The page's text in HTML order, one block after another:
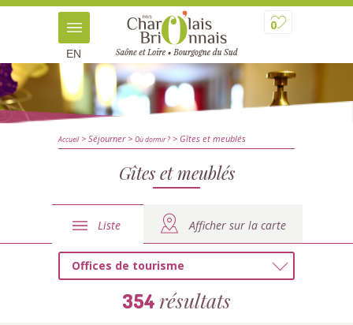
0
EN
Accueil> Séjourner> Où dormir ? > Gîtes et meublés
Gîtes et meublés
Liste Afficher sur la carte
Offices de tourisme
354 résultats